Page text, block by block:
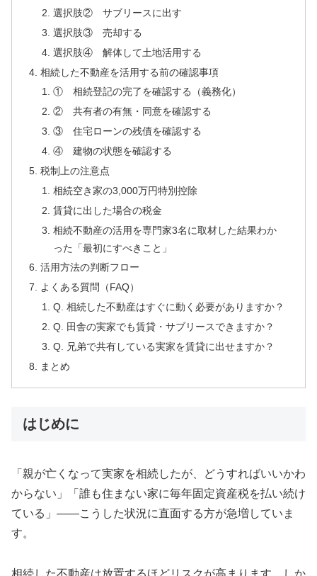
選択肢② サブリースに出す
選択肢③ 売却する
選択肢④ 解体して土地活用する
相続した不動産を活用する前の確認事項
① 相続登記の完了を確認する（義務化）
② 共有者の有無・同意を確認する
③ 住宅ローンの残債を確認する
④ 建物の状態を確認する
税制上の注意点
相続空き家の3,000万円特別控除
賃貸に出した場合の税金
相続不動産の活用を専門家3名に取材した結果わか
った「最初にすべきこと」
活用方法の判断フロー
よくある質問（FAQ）
Q. 相続した不動産はすぐに動く必要がありますか？
Q. 田舎の実家でも賃貸・サブリースできますか？
Q. 兄弟で共有している実家を賃貸に出せますか？
まとめ
はじめに
「親が亡くなって実家を相続したが、どうすればいいかわ
からない」「誰も住まない家に毎年固定資産税を払い続け
ている」——こうした状況に直面する方が急増していま
す。